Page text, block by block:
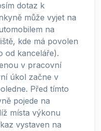
dotaz k
může vyjet na
na
kde má povolen
od kanceláře).
v pracovní
úkol začne v
Před tímto
pojede na
místa výkonu
vystaven na